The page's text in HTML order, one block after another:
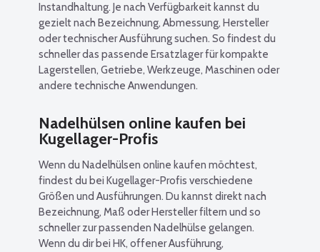
Instandhaltung. Je nach Verfügbarkeit kannst du
gezielt nach Bezeichnung, Abmessung, Hersteller
oder technischer Ausführung suchen. So findest du
schneller das passende Ersatzlager für kompakte
Lagerstellen, Getriebe, Werkzeuge, Maschinen oder
andere technische Anwendungen.
Nadelhülsen online kaufen bei
Kugellager-Profis
Wenn du Nadelhülsen online kaufen möchtest,
findest du bei Kugellager-Profis verschiedene
Größen und Ausführungen. Du kannst direkt nach
Bezeichnung, Maß oder Hersteller filtern und so
schneller zur passenden Nadelhülse gelangen.
Wenn du dir bei HK, offener Ausführung,